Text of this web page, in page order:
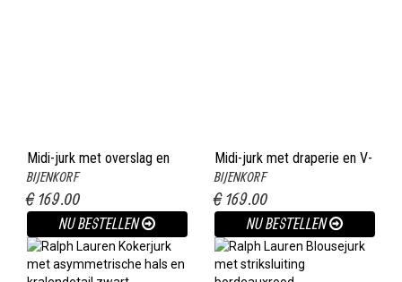
Midi-jurk met overslag en
strikdetail donkerblauw
BIJENKORF
€ 169.00
NU BESTELLEN
Midi-jurk met draperie en V-
hals zwart
BIJENKORF
€ 169.00
NU BESTELLEN